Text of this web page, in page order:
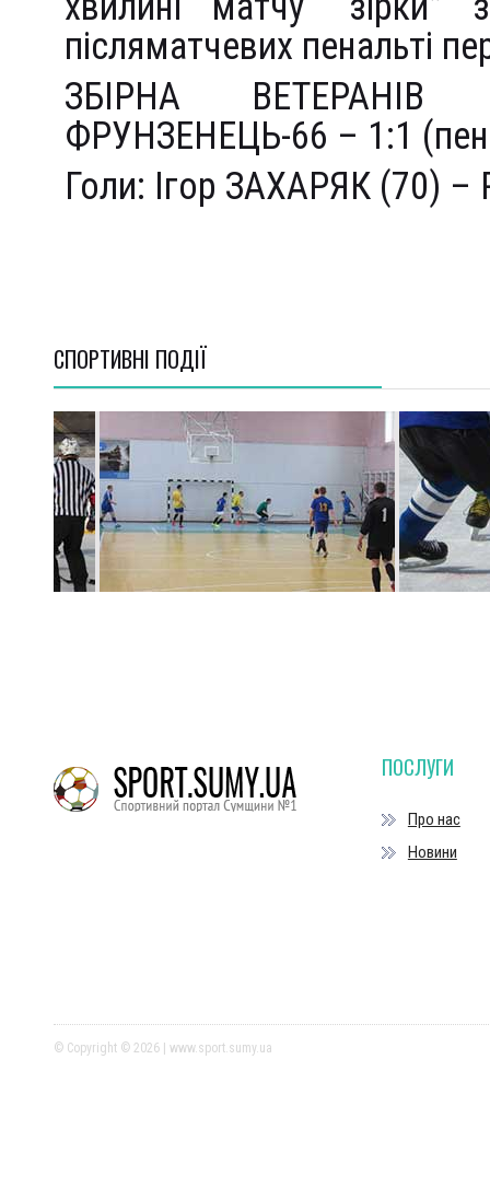
післяматчевих пенальті
ЗБІРНА
ФРУНЗЕНЕЦЬ-66 – 1:1
Голи: Ігор ЗАХАРЯК (70)
СПОРТИВНI ПОДІЇ
ПОСЛУГИ
Про нас
Новини
© Copyright © 2026 | www.sport.sumy.ua